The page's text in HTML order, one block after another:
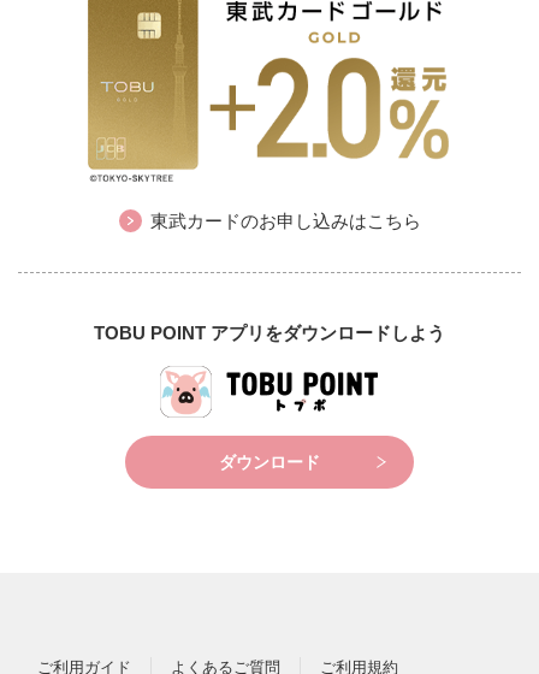
東武カードのお申し込みはこちら
TOBU POINT アプリをダウンロードしよう
ダウンロード
ご利用ガイド よくあるご質問 ご利用規約